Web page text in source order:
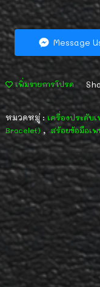
Message
เพิ่มรายการโปรด
หมวดหมู่ : เครื่องประดับ
Bracelet) , สร้อยข้อมือเพ